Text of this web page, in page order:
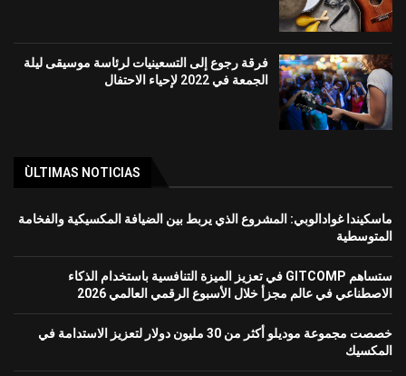
فرقة رجوع إلى التسعينيات لرئاسة موسيقى ليلة
الجمعة في 2022 لإحياء الاحتفال
ÙLTIMAS NOTICIAS
ماسكيندا غوادالوبي: المشروع الذي يربط بين الضيافة المكسيكية والفخامة
المتوسطية
ستساهم GITCOMP في تعزيز الميزة التنافسية باستخدام الذكاء
الاصطناعي في عالم مجزأ خلال الأسبوع الرقمي العالمي 2026
خصصت مجموعة موديلو أكثر من 30 مليون دولار لتعزيز الاستدامة في
المكسيك